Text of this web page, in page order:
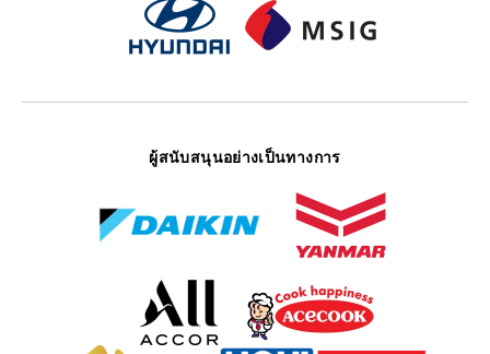
ผู้สนับสนุนอย่างเป็นทางการ